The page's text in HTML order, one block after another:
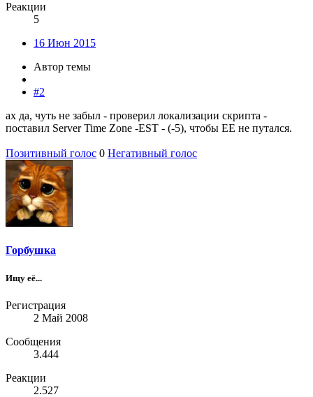
Реакции
5
16 Июн 2015
Автор темы
#2
ах да, чуть не забыл - проверил локализации скрипта -
поставил Server Time Zone -EST - (-5), чтобы ЕЕ не путался.
Позитивный голос 0 Негативный голос
Горбушка
Ищу её...
Регистрация
2 Май 2008
Сообщения
3.444
Реакции
2.527